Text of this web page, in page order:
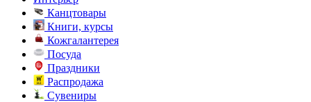
Канцтовары
Книги, курсы
Кожгалантерея
Посуда
Праздники
Распродажа
Сувениры